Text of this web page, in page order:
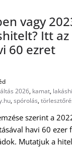
vagy
Itt az
60 ezret
2026, kamat,
,spórolás,
szerint a
havi 60 ezer
Mutatjuk a